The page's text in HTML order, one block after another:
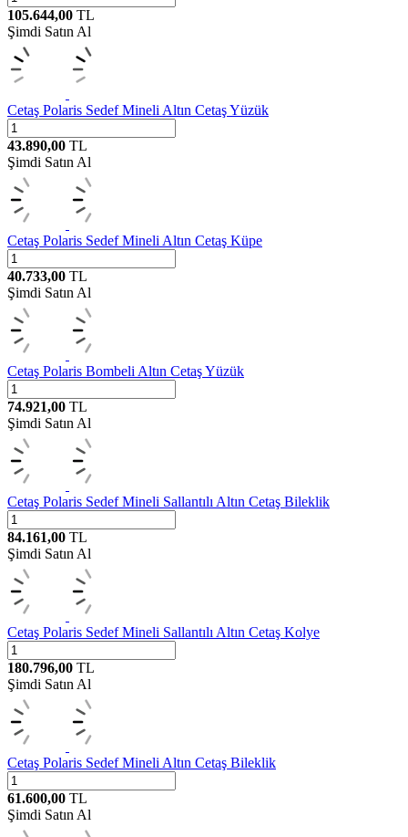
105.644,00 TL
Şimdi Satın Al
Cetaş Polaris Sedef Mineli Altın Cetaş Yüzük
43.890,00 TL
Şimdi Satın Al
Cetaş Polaris Sedef Mineli Altın Cetaş Küpe
40.733,00 TL
Şimdi Satın Al
Cetaş Polaris Bombeli Altın Cetaş Yüzük
74.921,00 TL
Şimdi Satın Al
Cetaş Polaris Sedef Mineli Sallantılı Altın Cetaş Bileklik
84.161,00 TL
Şimdi Satın Al
Cetaş Polaris Sedef Mineli Sallantılı Altın Cetaş Kolye
180.796,00 TL
Şimdi Satın Al
Cetaş Polaris Sedef Mineli Altın Cetaş Bileklik
61.600,00 TL
Şimdi Satın Al